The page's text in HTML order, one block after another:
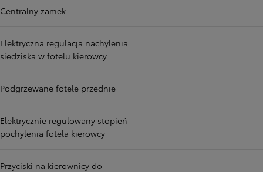
Centralny zamek
Elektryczna regulacja nachylenia
siedziska w fotelu kierowcy
Podgrzewane fotele przednie
Elektrycznie regulowany stopień
pochylenia fotela kierowcy
Przyciski na kierownicy do